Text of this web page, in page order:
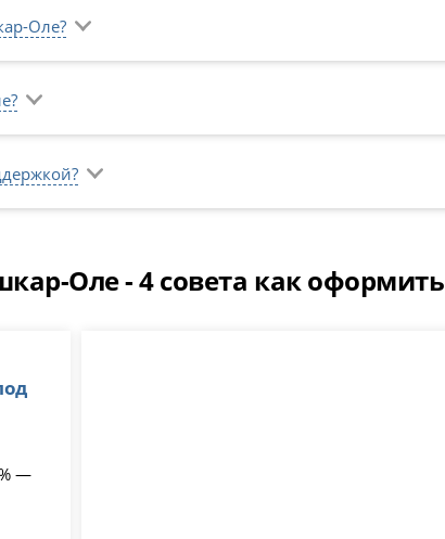
Оле?
Оле - 4 совета как оформить
—